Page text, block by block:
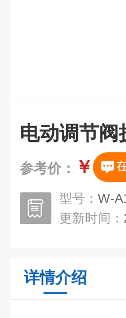
电动调节阀
参考价： ￥
型号： W-
更新时间：
详情介绍